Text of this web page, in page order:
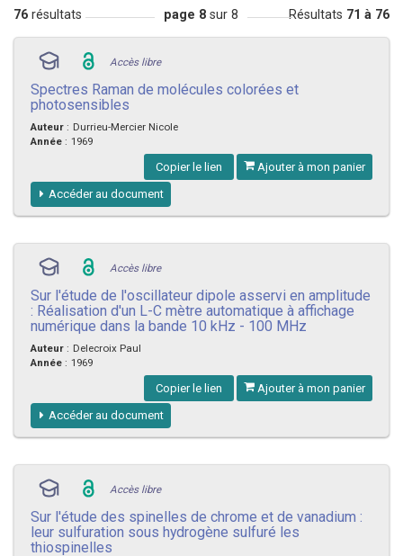
76 résultats page 8 sur 8 Résultats 71 à 76
Accès libre
Spectres Raman de molécules colorées et
photosensibles
Auteur : Durrieu-Mercier Nicole
Année : 1969
Copier le lien Ajouter à mon panier
Accéder au document
Accès libre
Sur l'étude de l'oscillateur dipole asservi en amplitude
: Réalisation d'un L-C mètre automatique à affichage
numérique dans la bande 10 kHz - 100 MHz
Auteur : Delecroix Paul
Année : 1969
Copier le lien Ajouter à mon panier
Accéder au document
Accès libre
Sur l'étude des spinelles de chrome et de vanadium :
leur sulfuration sous hydrogène sulfuré les
thiospinelles